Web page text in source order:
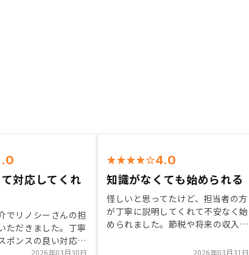
対応してくれ
でリノシーさんの担
ただきました。丁寧
ポンスの良い対応に
2026年03月30日
4.0
知識がなくても始められる
怪しいと思ってたけど、担当者の方
が丁寧に説明してくれて不安なく始
められました。節税や将来の収入目
て説明をしてくださったので、他者
2026年03月31日